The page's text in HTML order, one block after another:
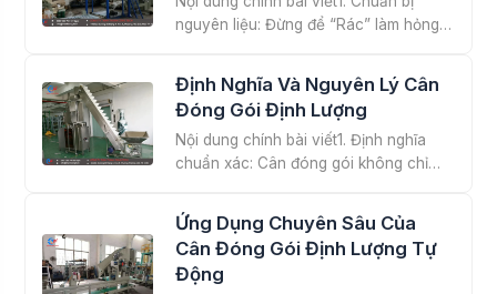
nguyên liệu: Đừng để “Rác” làm hỏng
Định Nghĩa Và Nguyên Lý Cân
Đóng Gói Định Lượng
Nội dung chính bài viết1. Định nghĩa
chuẩn xác: Cân đóng gói không chỉ
Ứng Dụng Chuyên Sâu Của
Cân Đóng Gói Định Lượng Tự
Động